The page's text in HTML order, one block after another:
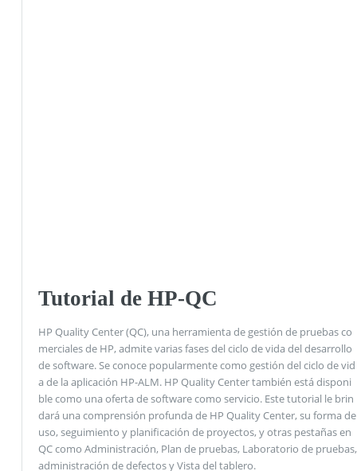
Tutorial de HP-QC
HP Quality Center (QC), una herramienta de gestión de pruebas co
merciales de HP, admite varias fases del ciclo de vida del desarrollo
de software. Se conoce popularmente como gestión del ciclo de vid
a de la aplicación HP-ALM. HP Quality Center también está disponi
ble como una oferta de software como servicio. Este tutorial le brin
dará una comprensión profunda de HP Quality Center, su forma de
uso, seguimiento y planificación de proyectos, y otras pestañas en
QC como Administración, Plan de pruebas, Laboratorio de pruebas,
administración de defectos y Vista del tablero.